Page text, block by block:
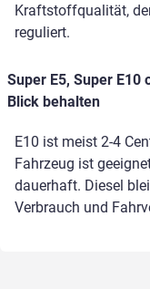
Kraftstoffqualität,
reguliert.
Super E5, Super
Blick behalten
E10 ist meist 2-4
Fahrzeug ist
dauerhaft. Diesel
Verbrauch und